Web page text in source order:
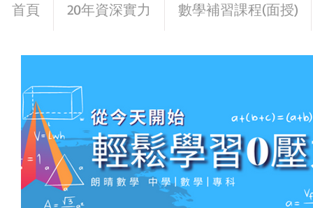
首頁 20年資深實力 數學補習課程(面授)